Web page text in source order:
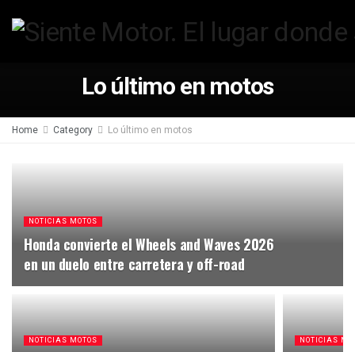
Lo último en motos
Home Category Lo último en motos
NOTICIAS MOTOS
Honda convierte el Wheels and Waves 2026
en un duelo entre carretera y off-road
NOTICIAS MOTOS NOTICIAS